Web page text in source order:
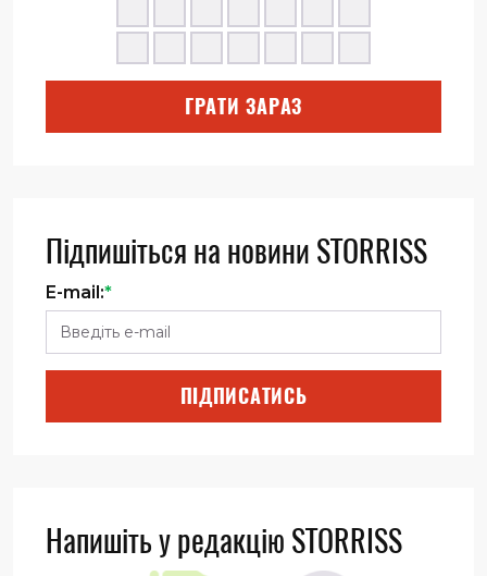
ГРАТИ ЗАРАЗ
Підпишіться на новини STORRISS
E-mail:*
ПІДПИСАТИСЬ
Напишіть у редакцію STORRISS